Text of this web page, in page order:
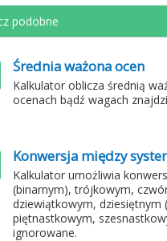
podobne
Średnia ważona ocen
Kalkulator oblicza średnią
ocenach bądź wagach
Konwersja między
Kalkulator umożliwia
(binarnym), trójkowym,
dziewiątkowym,
piętnastkowym,
ignorowane.